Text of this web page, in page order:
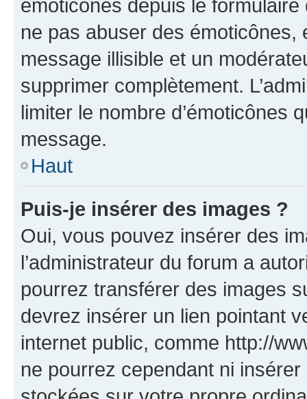
émoticônes depuis le
ne pas abuser des
message illisible et un
supprimer complètement.
limiter le nombre d’émoticônes
message.
Haut
Puis-je insérer des images ?
Oui, vous pouvez insérer des
l’administrateur du forum a
pourrez transférer des images
devrez insérer un lien pointant
internet public, comme http://
ne pourrez cependant ni